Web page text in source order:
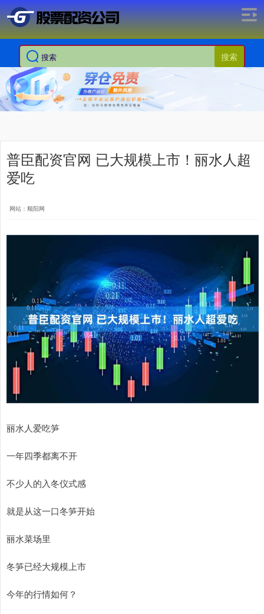
搜索
普臣配资官网 已大规模上市！丽水人超
爱吃
网站：顺阳网
丽水人爱吃笋
一年四季都离不开
不少人的入冬仪式感
就是从这一口冬笋开始
丽水菜场里
冬笋已经大规模上市
今年的行情如何？